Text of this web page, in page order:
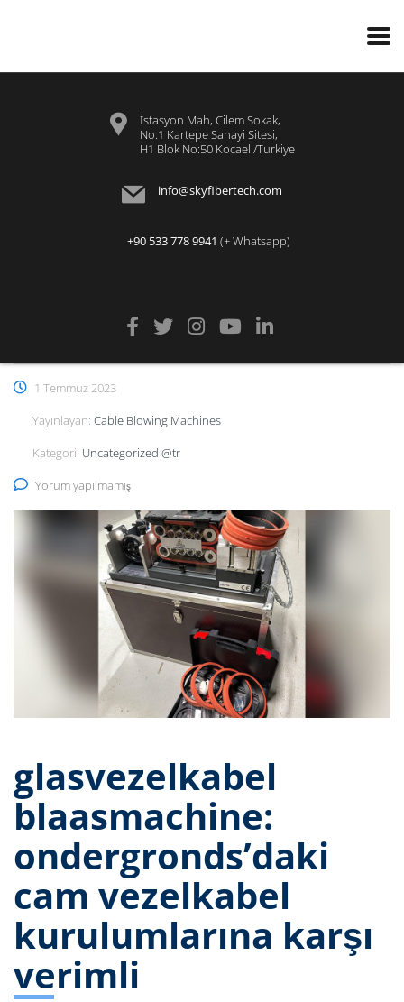
İstasyon Mah, Cilem Sokak,
No:1 Kartepe Sanayi Sitesi,
H1 Blok No:50 Kocaeli/Turkiye
info@skyfibertech.com
+90 533 778 9941 (+ Whatsapp)
1 Temmuz 2023
Yayınlayan: Cable Blowing Machines
Kategori: Uncategorized @tr
Yorum yapılmamış
glasvezelkabel
blaasmachine:
ondergronds’daki
cam vezelkabel
kurulumlarına karşı
verimli